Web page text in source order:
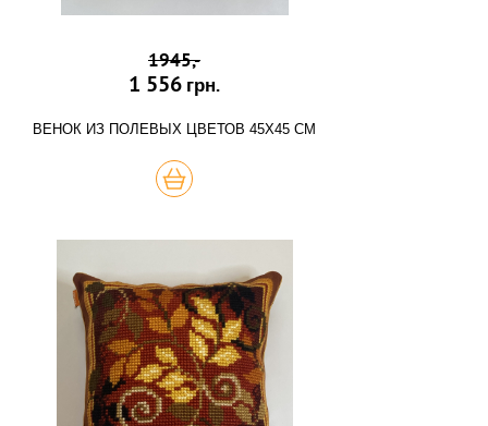
1945,-
1 556 грн.
ВЕНОК ИЗ ПОЛЕВЫХ ЦВЕТОВ 45Х45 СМ
КУПИТЬ